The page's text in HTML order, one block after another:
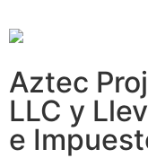
Aztec
LLC y
e